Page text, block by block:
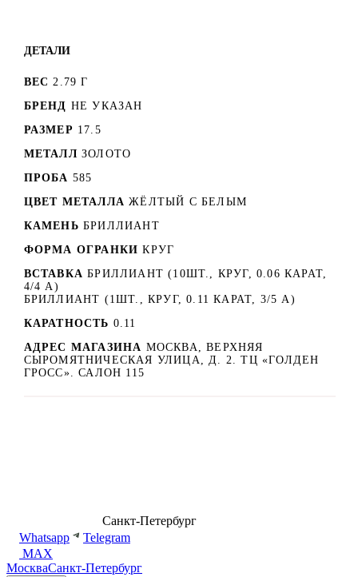
ДЕТАЛИ
ВЕС 2.79 Г
БРЕНД НЕ УКАЗАН
РАЗМЕР 17.5
МЕТАЛЛ ЗОЛОТО
ПРОБА 585
ЦВЕТ МЕТАЛЛА ЖЁЛТЫЙ С БЕЛЫМ
КАМЕНЬ БРИЛЛИАНТ
ФОРМА ОГРАНКИ КРУГ
ВСТАВКА БРИЛЛИАНТ (10ШТ., КРУГ, 0.06 КАРАТ,
4/4 А)
БРИЛЛИАНТ (1ШТ., КРУГ, 0.11 КАРАТ, 3/5 А)
КАРАТНОСТЬ 0.11
АДРЕС МАГАЗИНА МОСКВА, ВЕРХНЯЯ
СЫРОМЯТНИЧЕСКАЯ УЛИЦА, Д. 2. ТЦ «ГОЛДЕН
ГРОСС». САЛОН 115
Санкт-Петербург
Whatsapp
Telegram
MAX
МоскваСанкт-Петербург